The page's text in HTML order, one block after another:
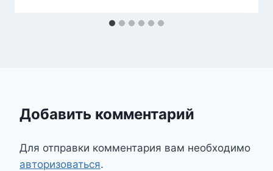
Добавить комментарий
Для отправки комментария вам необходимо
авторизоваться.